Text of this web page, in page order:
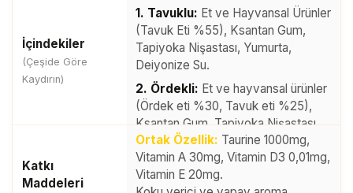
İçindekiler
(Çeşide Göre
Kaydırın)
1. Tavuklu: Et ve Hayvansal Ürünler
(Tavuk Eti %55), Ksantan Gum,
Tapiyoka Nişastası, Yumurta,
Deiyonize Su.
2. Ördekli: Et ve hayvansal ürünler
(Ördek eti %30, Tavuk eti %25),
Ksantan Gum, Tapiyoka Nişastası,
Yumurta, Deiyonize Su.
3. Keçi Sütlü:Et ve hayvansal
ürünler (Tavuk eti %55), Keçi Sütü,
Katkı
Maddeleri
Ortak Özellik: Taurine 1000mg,
Vitamin A 30mg, Vitamin D3 0,01mg,
Vitamin E 20mg.